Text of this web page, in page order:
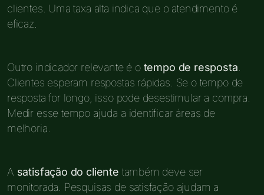
clientes. Uma taxa alta indica que o atendimento é
eficaz.
Outro indicador relevante é o tempo de resposta
Clientes esperam respostas rápidas. Se o tempo de
resposta for longo, isso pode desestimular a compra.
Medir esse tempo ajuda a identificar áreas de
melhoria.
A satisfação do cliente também deve ser
monitorada. Pesquisas de satisfação ajudam a